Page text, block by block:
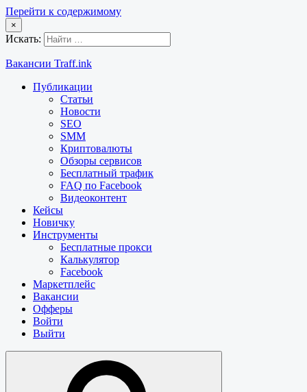
Перейти к содержимому
×
Искать:
Вакансии Traff.ink
Публикации
Статьи
Новости
SEO
SMM
Криптовалюты
Обзоры сервисов
Бесплатный трафик
FAQ по Facebook
Видеоконтент
Кейсы
Новичку
Инструменты
Бесплатные прокси
Калькулятор
Facebook
Маркетплейс
Вакансии
Офферы
Войти
Выйти